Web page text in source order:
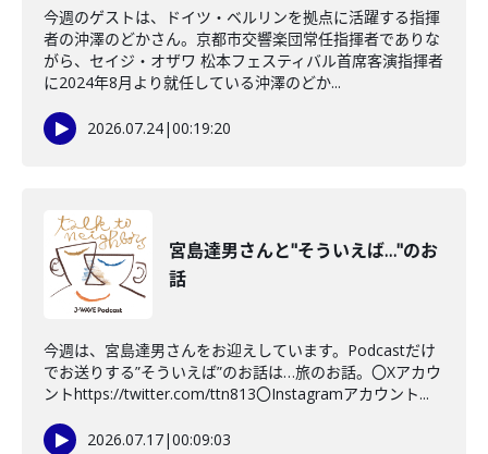
今週のゲストは、ドイツ・ベルリンを拠点に活躍する指揮
者の沖澤のどかさん。京都市交響楽団常任指揮者でありな
がら、セイジ・オザワ 松本フェスティバル首席客演指揮者
に2024年8月より就任している沖澤のどか...
2026.07.24|00:19:20
宮島達男さんと"そういえば…"のお
話
今週は、宮島達男さんをお迎えしています。Podcastだけ
でお送りする”そういえば”のお話は…旅のお話。〇Xアカウ
ントhttps://twitter.com/ttn813〇Instagramアカウント...
2026.07.17|00:09:03